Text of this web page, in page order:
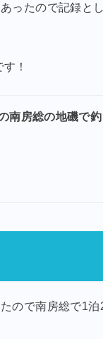
ったので記録と
す！
南房総の地磯で
ので南房総で1